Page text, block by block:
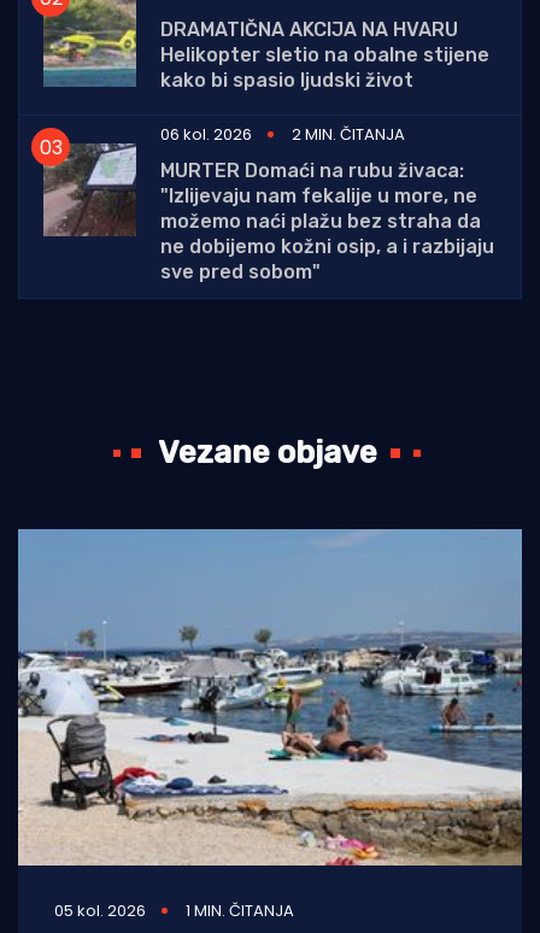
DRAMATIČNA AKCIJA NA HVARU
Helikopter sletio na obalne stijene
kako bi spasio ljudski život
06 kol. 2026
2 MIN. ČITANJA
MURTER Domaći na rubu živaca:
"Izlijevaju nam fekalije u more, ne
možemo naći plažu bez straha da
ne dobijemo kožni osip, a i razbijaju
sve pred sobom"
Vezane objave
05 kol. 2026 1 MIN. ČITANJA